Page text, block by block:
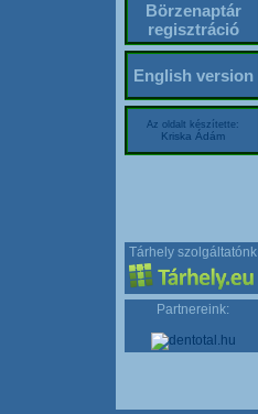
Börzenaptár
regisztráció
English version
Az oldalt készítette:
Kriska Ádám
Tárhely szolgáltatónk
Partnereink: